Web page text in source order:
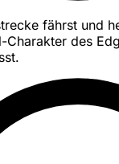
fährst und
Charakter des